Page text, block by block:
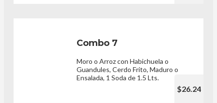
Combo 7
Moro o Arroz con Habichuela o
Guandules, Cerdo Frito, Maduro o
Ensalada, 1 Soda de 1.5 Lts.
$26.24